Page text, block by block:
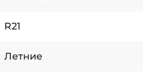
R21
Летние